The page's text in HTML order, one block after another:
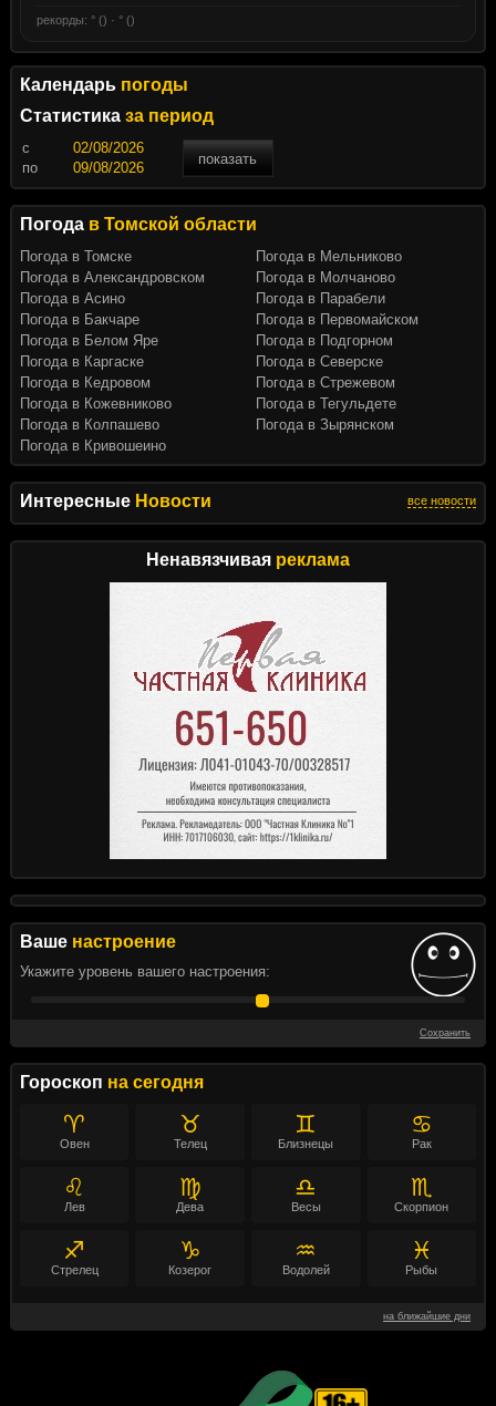
Интересные Новости все новости
Ненавязчивая реклама
Ваше настроение
Укажите уровень вашего настроения:
Сохранить
Гороскоп на сегодня
♈
Овен
♉
Телец
♊
Близнецы
♋
Рак
♌
Лев
♍
Дева
♎
Весы
♏
Скорпион
♐
Стрелец
♑
Козерог
♒
Водолей
♓
Рыбы
на ближайшие дни
рекорды: ° () · ° ()
Календарь погоды
Статистика за период
c
показать
по
Погода в Томской области
Погода в Томске
Погода в Александровском
Погода в Асино
Погода в Бакчаре
Погода в Белом Яре
Погода в Каргаске
Погода в Кедровом
Погода в Кожевниково
Погода в Колпашево
Погода в Кривошеино
Погода в Мельниково
Погода в Молчаново
Погода в Парабели
Погода в Первомайском
Погода в Подгорном
Погода в Северске
Погода в Стрежевом
Погода в Тегульдете
Погода в Зырянском